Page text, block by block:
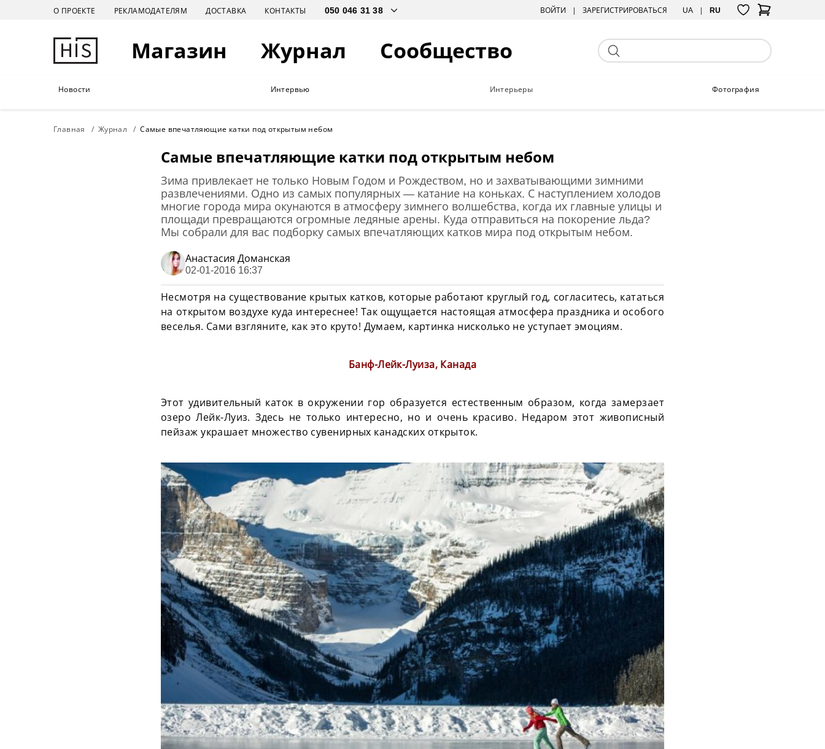
О ПРОЕКТЕ РЕКЛАМОДАТЕЛЯМ ДОСТАВКА КОНТАКТЫ ВОЙТИ ЗАРЕГИСТРИРОВАТЬСЯ UA RU
Магазин Журнал Сообщество
Новости Интервью Интерьеры Фотография
Главная Журнал Самые впечатляющие катки под открытым небом
Самые впечатляющие катки под открытым небом
Зима привлекает не только Новым Годом и Рождеством, но и захватывающими зимними
развлечениями. Одно из самых популярных — катание на коньках. С наступлением холодов
многие города мира окунаются в атмосферу зимнего волшебства, когда их главные улицы и
площади превращаются огромные ледяные арены. Куда отправиться на покорение льда?
Мы собрали для вас подборку самых впечатляющих катков мира под открытым небом.
Анастасия Доманская
02-01-2016 16:37
Несмотря на существование крытых катков, которые работают круглый год, согласитесь, кататься
на открытом воздухе куда интереснее! Так ощущается настоящая атмосфера праздника и особого
веселья. Сами взгляните, как это круто! Думаем, картинка нисколько не уступает эмоциям.
Банф-Лейк-Луиза, Канада
Этот удивительный каток в окружении гор образуется естественным образом, когда замерзает
озеро Лейк-Луиз. Здесь не только интересно, но и очень красиво. Недаром этот живописный
пейзаж украшает множество сувенирных канадских открыток.